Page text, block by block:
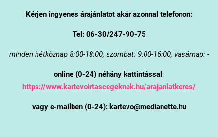
Kérjen ingyenes árajánlatot akár azonnal telefonon:
Tel: 06-30/247-90-75
minden hétköznap 8:00-18:00, szombat: 9:00-16:00, vasárnap: -
online (0-24) néhány kattintással:
https://www.kartevoirtascegeknek.hu/arajanlatkeres/
vagy e-mailben (0-24): kartevo@medianette.hu